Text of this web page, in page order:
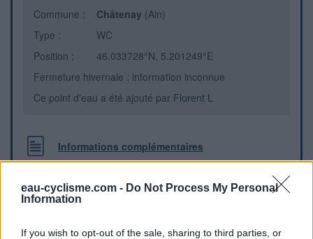
eau-cyclisme.com - Do Not Process My Personal
Information
If you wish to opt-out of the sale, sharing to third parties, or
Commune : Châtenay (Ain)
Type :
WC
Position :
46.033728°N, 5.201249°E
Fermeture hivernale : information inconnue
Ce point d'eau a été ajouté par Florent L
Informations complémentaires
l'église.
Repères visuels